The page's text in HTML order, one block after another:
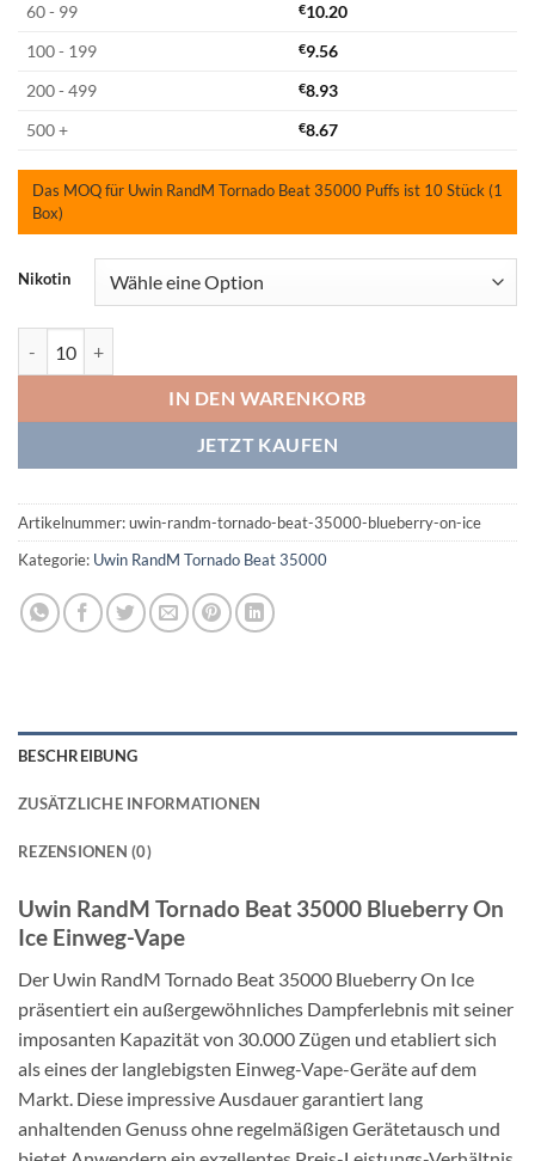
60 - 99
€10.20
100 - 199
€9.56
200 - 499
€8.93
500 +
€8.67
Das MOQ für Uwin RandM Tornado Beat 35000 Puffs ist 10 Stück (1
Box)
Nikotin
IN DEN WARENKORB
JETZT KAUFEN
Artikelnummer:uwin-randm-tornado-beat-35000-blueberry-on-ice
Kategorie: Uwin RandM Tornado Beat 35000
BESCHREIBUNG
ZUSÄTZLICHE INFORMATIONEN
REZENSIONEN (0)
Uwin RandM Tornado Beat 35000 Blueberry On
Ice Einweg-Vape
Der Uwin RandM Tornado Beat 35000 Blueberry On Ice
präsentiert ein außergewöhnliches Dampferlebnis mit seiner
imposanten Kapazität von 30.000 Zügen und etabliert sich
als eines der langlebigsten Einweg-Vape-Geräte auf dem
Markt. Diese impressive Ausdauer garantiert lang
anhaltenden Genuss ohne regelmäßigen Gerätetausch und